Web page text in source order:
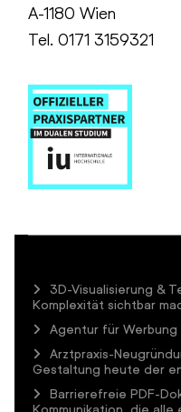
A-1180 Wien
Tel. 0171 3159321
3D-Visualisierung &
Komplexität sichtbar
Agentur für Werbung
Arztpraxis-
Gestaltung heute der
Barrierefreie PDF-